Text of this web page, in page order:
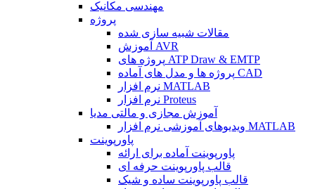
مهندسی مکانیک
پروژه
مقالات شبیه سازی شده
آموزش AVR
پروژه های ATP Draw & EMTP
پروژه ها و مدل های آماده CAD
نرم افزار MATLAB
نرم افزار Proteus
آموزش مجازی و مالتی مدیا
ویدیوهای آموزشی نرم افزار MATLAB
پاورپوینت
پاورپوینت آماده برای ارائه
قالب پاورپوینت حرفه ای
قالب پاورپوینت ساده و شیک